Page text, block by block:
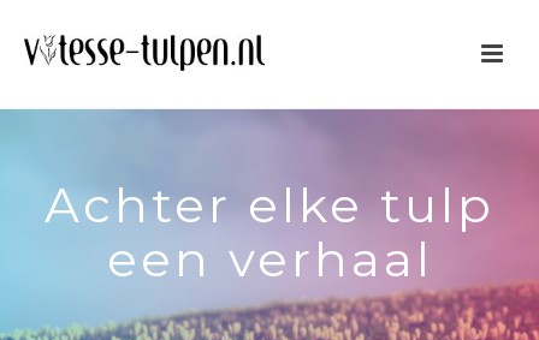
Achter elke tulp
een verhaal